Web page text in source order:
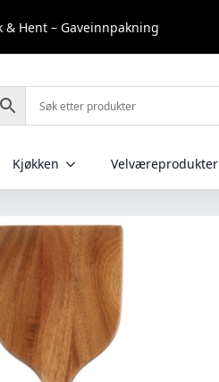
& Hent – Gaveinnpakning
Kjøkken Velværeprodukter